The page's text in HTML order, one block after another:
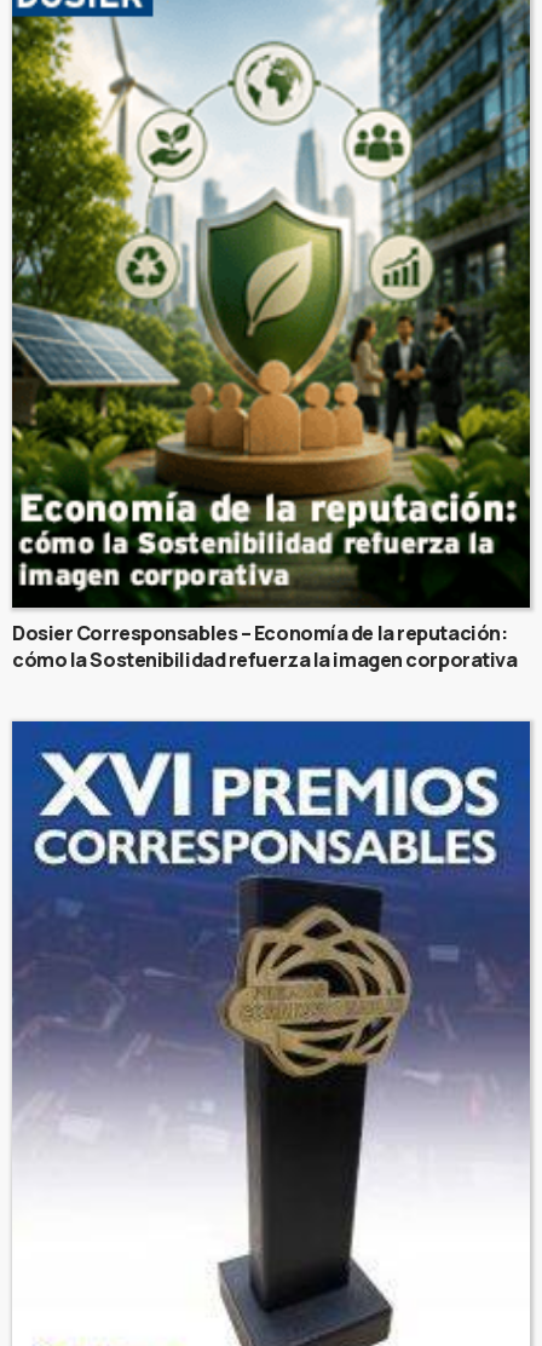
Dosier Corresponsables – Economía de la reputación:
cómo la Sostenibilidad refuerza la imagen corporativa